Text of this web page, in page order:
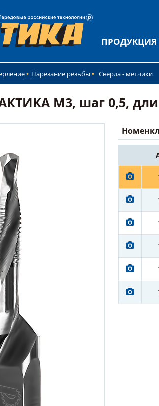
ПРОДУКЦИЯ
Нарезание резьбы Сверла - метчики
М3, шаг 0,5,